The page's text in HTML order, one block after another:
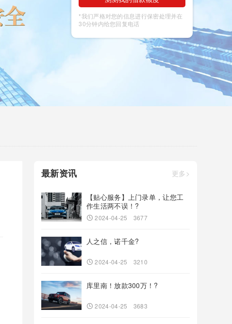
*我们严格对您的信息进行保密处理并在
30分钟内给您回复电话
最新资讯 更多>
【贴心服务】上门录单，让您工
作生活两不误！?
2024-04-25 3677
人之信，诺千金?
2024-04-25 3210
库里南！放款300万！?
2024-04-25 3683